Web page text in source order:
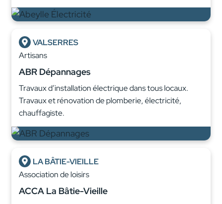
VALSERRES
Artisans
ABR Dépannages
Travaux d’installation électrique dans tous locaux.
Travaux et rénovation de plomberie, électricité,
chauffagiste.
LA BÂTIE-VIEILLE
Association de loisirs
ACCA La Bâtie-Vieille